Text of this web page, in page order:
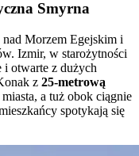
Smyrna
Morzem Egejskim i
Izmir, w starożytności
i otwarte z dużych
z 25-metrową
a tuż obok ciągnie
spotykają się